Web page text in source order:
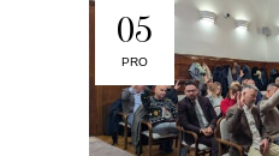
05
PRO